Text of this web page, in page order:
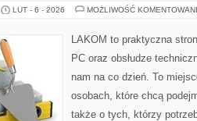
LUT - 6 - 2026 MOŻLIWOŚĆ
LAKOM to praktyczna
PC oraz obsłudze
nam na co dzień. To
osobach, które chcą
także o tych, którzy